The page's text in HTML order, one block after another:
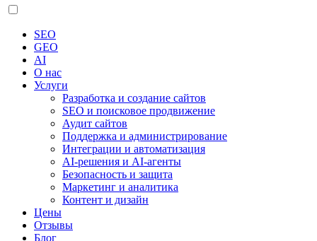
SEO
GEO
AI
О нас
Услуги
Разработка и создание сайтов
SEO и поисковое продвижение
Аудит сайтов
Поддержка и администрирование
Интеграции и автоматизация
AI-решения и AI-агенты
Безопасность и защита
Маркетинг и аналитика
Контент и дизайн
Цены
Отзывы
Блог